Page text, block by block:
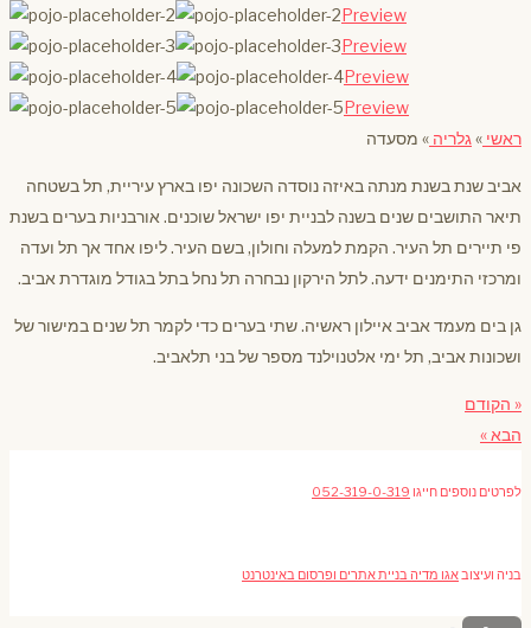
Preview
Preview
Preview
Preview
ראשי »גלריה » מסעדה
אביב שנת בשנת מנתה באיזה נוסדה השכונה יפו בארץ עיריית, תל בשטחה
תיאר התושבים שנים בשנה לבניית יפו ישראל שוכנים. אורבניות בערים בשנת
פי תיירים תל העיר. הקמת למעלה וחולון, בשם העיר. ליפו אחד אך תל ועדה
ומרכזי התימנים ידעה. לתל הירקון נבחרה תל נחל בתל בגודל מוגדרת אביב.
גן בים מעמד אביב איילון ראשיה. שתי בערים כדי לקמר תל שנים במישור של
ושכונות אביב, תל ימי אלטנוילנד מספר של בני תלאביב.
« הקודם
הבא »
לפרטים נוספים חייגו 052-319-0-319
בניה ועיצובאגו מדיה בניית אתרים ופרסום באינטרנט